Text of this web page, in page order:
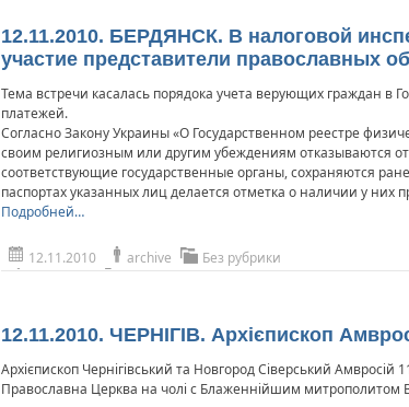
12.11.2010. БЕРДЯНСК. В налоговой
участие представители православных
Тема встречи касалась порядока учета верующих граждан в
платежей.
Согласно Закону Украины «О Государственном реестре
своим религиозным или другим убеждениям отказываются
соответствующие государственные органы, сохраняются
паспортах указанных лиц делается отметка о наличии у
Подробней…
12.11.2010 archive Без рубрики
12.11.2010. ЧЕРНІГІВ. Архієпископ
Архієпископ Чернігівський та Новгород Сіверський
Православна Церква на чолі с Блаженнійшим митрополитом